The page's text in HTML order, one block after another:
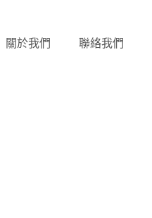
關於我們 聯絡我們